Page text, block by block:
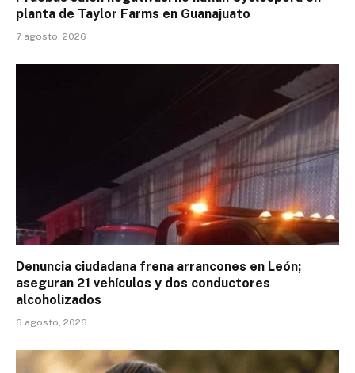
planta de Taylor Farms en Guanajuato
7 agosto, 2026
Denuncia ciudadana frena arrancones en León;
aseguran 21 vehículos y dos conductores
alcoholizados
6 agosto, 2026